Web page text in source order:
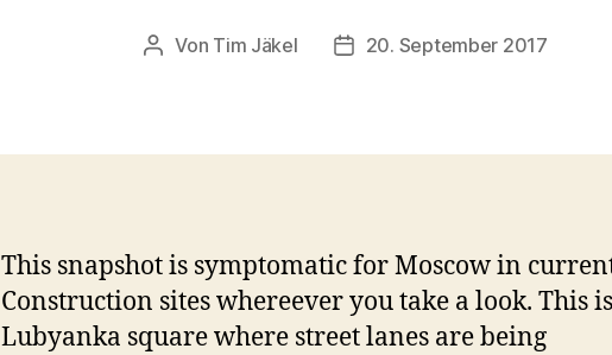
Beitragsautor
Von Tim Jäkel Veröffentlichungsdatum
20. September 2017
This snapshot is symptomatic for Moscow in
Construction sites whereever you take a look. This is
Lubyanka square where street lanes are being